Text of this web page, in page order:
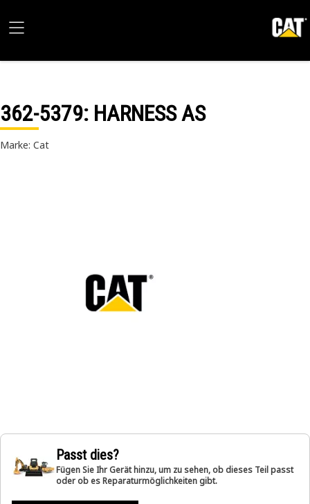
362-5379: HARNESS AS
Marke: Cat
Passt dies?
Fügen Sie Ihr Gerät hinzu, um zu sehen, ob dieses Teil passt
oder ob es Reparaturmöglichkeiten gibt.